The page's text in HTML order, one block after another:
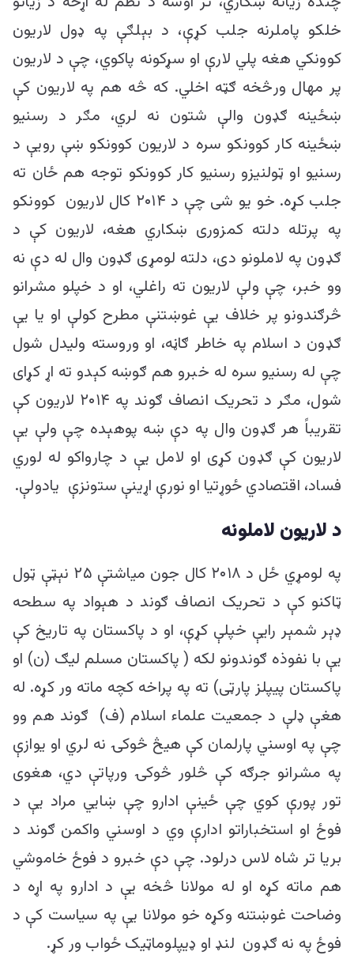
خلکو پاملرنه جلب کړې، د بېلګې په ډول لاریون
کوونکي هغه پلي لارې او سړکونه پاکوي، چې د لاریون
پر مهال ورڅخه ګټه اخلي. که څه هم په لاریون کې
ښځینه ګډون والې شتون نه لري، مګر د رسنیو
ښځینه کار کوونکو سره د لاریون کوونکو ښې رویې د
رسنیو او ټولنیزو رسنیو کار کوونکو توجه هم ځان ته
جلب کړه. خو یو شی چې د ۲۰۱۴ کال لاریون کوونکو
په پرتله دلته کمزوری ښکاري هغه، لاریون کې د
ګډون په لاملونو دی، دلته لومړی ګډون وال له دې نه
وو خبر، چې ولې لاریون ته راغلي، او د خپلو مشرانو
څرګندونو پر خلاف یې غوښتنې مطرح کولې او یا یې
ګډون د اسلام په خاطر ګاڼه، او وروسته ولیدل شول
چې له رسنیو سره له خبرو هم ګوښه کېدو ته اړ کړای
شول، مګر د تحریک انصاف ګوند په ۲۰۱۴ لاریون کې
تقریباً هر ګډون وال په دې ښه پوهېده چې ولې یې
لاریون کې ګډون کړی او لامل یې د چارواکو له لوري
فساد، اقتصادي ځوړتیا او نورې اړینې ستونزې یادولې.
د لاريون لاملونه
په لومړي ځل د ۲۰۱۸ کال جون میاشتې ۲۵ نېټې ټول
ټاکنو کې د تحریک انصاف ګوند د هېواد په سطحه
ډېر شمېر رایې خپلې کړې، او د پاکستان په تاریخ کې
یې با نفوذه ګوندونو لکه ( پاکستان مسلم لیګ (ن) او
پاکستان پیپلز پارټی) ته په پراخه کچه ماته ور کړه. له
هغې ډلې د جمعیت علماء اسلام (ف) ګوند هم وو
چې په اوسني پارلمان کې هیڅ څوکۍ نه لري او یوازې
په مشرانو جرګه کې څلور څوکۍ ورپاتې دي، هغوی
تور پورې کوي چې ځینې ادارو چې ښایي مراد یې د
فوځ او استخباراتو ادارې وي د اوسني واکمن ګوند د
بریا تر شاه لاس درلود. چې دې خبرو د فوځ خاموشي
هم ماته کړه او له مولانا څخه یې د ادارو په اړه د
وضاحت غوښتنه وکړه خو مولانا یې په سیاست کې د
فوځ په نه ګډون لنډ او ډیپلوماټیک ځواب ور کړ.